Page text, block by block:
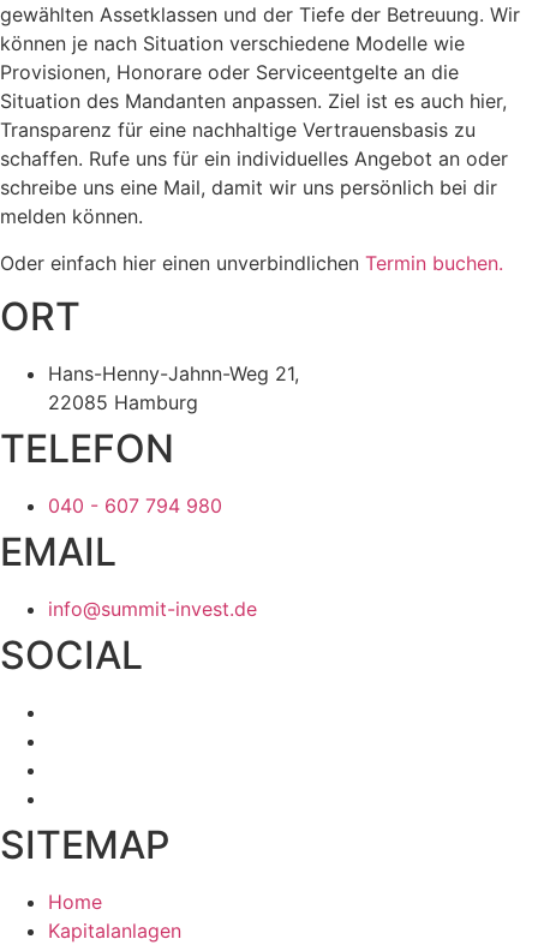
gewählten Assetklassen und der Tiefe der Betreuung. Wir
können je nach Situation verschiedene Modelle wie
Provisionen, Honorare oder Serviceentgelte an die
Situation des Mandanten anpassen. Ziel ist es auch hier,
Transparenz für eine nachhaltige Vertrauensbasis zu
schaffen. Rufe uns für ein individuelles Angebot an oder
schreibe uns eine Mail, damit wir uns persönlich bei dir
melden können.
Oder einfach hier einen unverbindlichen Termin buchen.
ORT
Hans-Henny-Jahnn-Weg 21,
22085 Hamburg
TELEFON
040 - 607 794 980
EMAIL
info@summit-invest.de
SOCIAL
SITEMAP
Home
Kapitalanlagen